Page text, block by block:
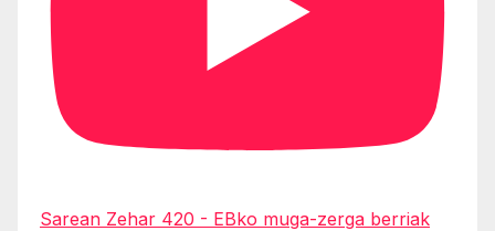
Sarean Zehar 420 - EBko muga-zerga berriak